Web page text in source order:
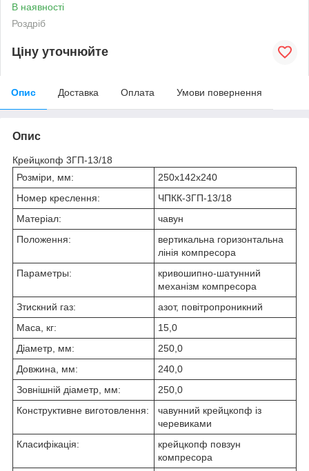
В наявності
Роздріб
Ціну уточнюйте
Опис Доставка Оплата Умови повернення
Опис
Крейцкопф 3ГП-13/18
Розміри, мм:
250х142х240
Номер креслення:
ЧПКК-3ГП-13/18
Матеріал:
чавун
Положення:
вертикальна горизонтальна
лінія компресора
Параметры:
кривошипно-шатунний
механізм компресора
Зтискний газ:
азот, повітропроникний
Маса, кг:
15,0
Діаметр, мм:
250,0
Довжина, мм:
240,0
Зовнішній діаметр, мм:
250,0
Конструктивне виготовлення:
чавунний крейцкопф із
черевиками
Класифікація:
крейцкопф повзун
компресора